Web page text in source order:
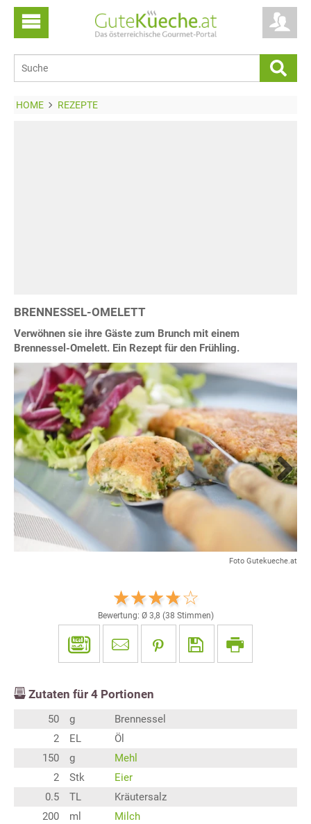
HOME REZEPTE
BRENNESSEL-OMELETT
Verwöhnen sie ihre Gäste zum Brunch mit einem
Brennessel-Omelett. Ein Rezept für den Frühling.
Foto Gutekueche.at
Next
Bewertung: Ø 3,8 (38 Stimmen)
Zutaten für 4 Portionen
50 g
Brennessel
2
EL
Öl
150
g
Mehl
2
Stk
Eier
0.5
TL
Kräutersalz
200
ml Milch